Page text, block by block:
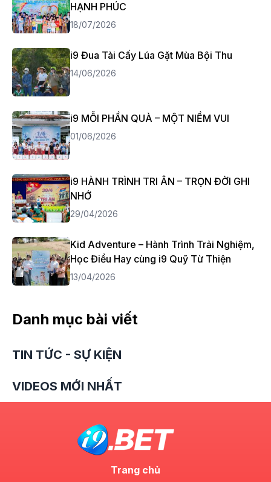
HẠNH PHÚC
18/07/2026
i9 Đua Tài Cấy Lúa Gặt Mùa Bội Thu
14/06/2026
i9 MỖI PHẦN QUÀ – MỘT NIỀM VUI
01/06/2026
i9 HÀNH TRÌNH TRI ÂN – TRỌN ĐỜI GHI
NHỚ
29/04/2026
Kid Adventure – Hành Trình Trải Nghiệm,
Học Điều Hay cùng i9 Quỹ Từ Thiện
13/04/2026
Danh mục bài viết
TIN TỨC - SỰ KIỆN
VIDEOS MỚI NHẤT
Trang chủ